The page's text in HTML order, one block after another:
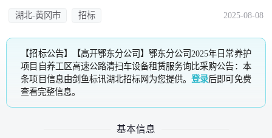
湖北-黄冈市 招标 2025-08-08
【招标公告】【高开鄂东分公司】鄂东分公司2025年日常养护
项目自养工区高速公路清扫车设备租赁服务询比采购公告：本
条项目信息由剑鱼标讯湖北招标网为您提供。登录后即可免费
查看完整信息。
基本信息